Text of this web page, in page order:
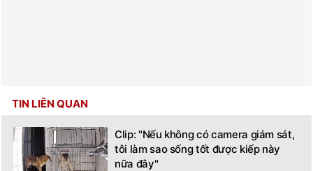
TIN LIÊN QUAN
Clip: "Nếu không có camera giám sát,
tôi làm sao sống tốt được kiếp này
nữa đây"